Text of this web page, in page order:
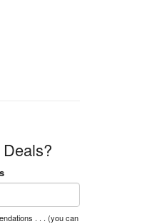
৳
1
,
. . . (you can